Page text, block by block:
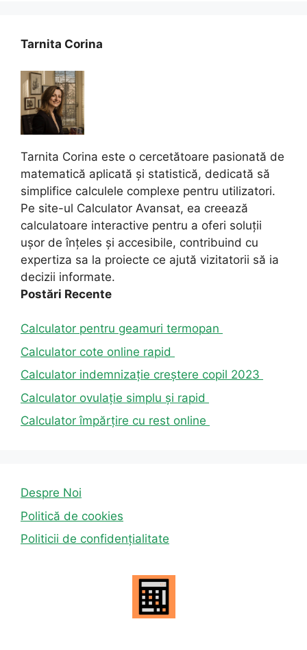
Tarnita Corina
Tarnita Corina este o cercetătoare pasionată de
matematică aplicată și statistică, dedicată să
simplifice calculele complexe pentru utilizatori.
Pe site-ul Calculator Avansat, ea creează
calculatoare interactive pentru a oferi soluții
ușor de înțeles și accesibile, contribuind cu
expertiza sa la proiecte ce ajută vizitatorii să ia
decizii informate.
Postări Recente
Calculator pentru geamuri termopan
Calculator cote online rapid
Calculator indemnizație creștere copil 2023
Calculator ovulație simplu și rapid
Calculator împărțire cu rest online
Despre Noi
Politică de cookies
Politicii de confidențialitate